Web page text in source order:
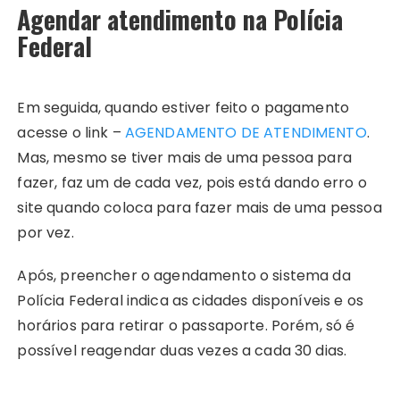
Agendar atendimento na Polícia
Federal
Em seguida, quando estiver feito o pagamento
acesse o link – AGENDAMENTO DE ATENDIMENTO.
Mas, mesmo se tiver mais de uma pessoa para
fazer, faz um de cada vez, pois está dando erro o
site quando coloca para fazer mais de uma pessoa
por vez.
Após, preencher o agendamento o sistema da
Polícia Federal indica as cidades disponíveis e os
horários para retirar o passaporte. Porém, só é
possível reagendar duas vezes a cada 30 dias.